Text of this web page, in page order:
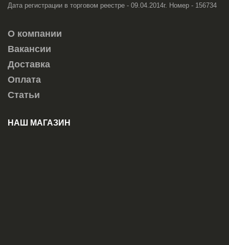
Дата регистрации в торговом реестре - 09.04.2014г. Номер - 156734
О компании
Вакансии
Доставка
Оплата
Статьи
НАШ МАГАЗИН